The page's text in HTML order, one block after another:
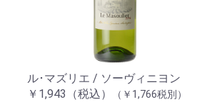
ル･マズリエ / ソーヴィニヨン
￥1,943（税込）
（￥1,766税別）
お買い物を続ける